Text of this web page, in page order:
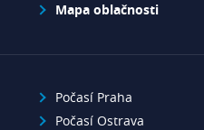
Mapa oblačnosti
Počasí Praha
Počasí Ostrava